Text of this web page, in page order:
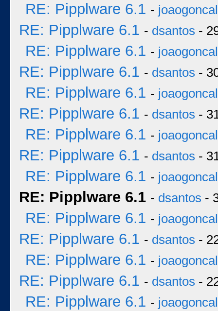
RE: Pipplware 6.1 -
RE: Pipplware 6.1 - dsantos -
RE: Pipplware 6.1 -
RE: Pipplware 6.1 - dsantos -
RE: Pipplware 6.1 -
RE: Pipplware 6.1 - dsantos -
RE: Pipplware 6.1 -
RE: Pipplware 6.1 - dsantos -
RE: Pipplware 6.1 -
RE: Pipplware 6.1 - dsantos -
RE: Pipplware 6.1 -
RE: Pipplware 6.1 - dsantos -
RE: Pipplware 6.1 -
RE: Pipplware 6.1 - dsantos -
RE: Pipplware 6.1 -